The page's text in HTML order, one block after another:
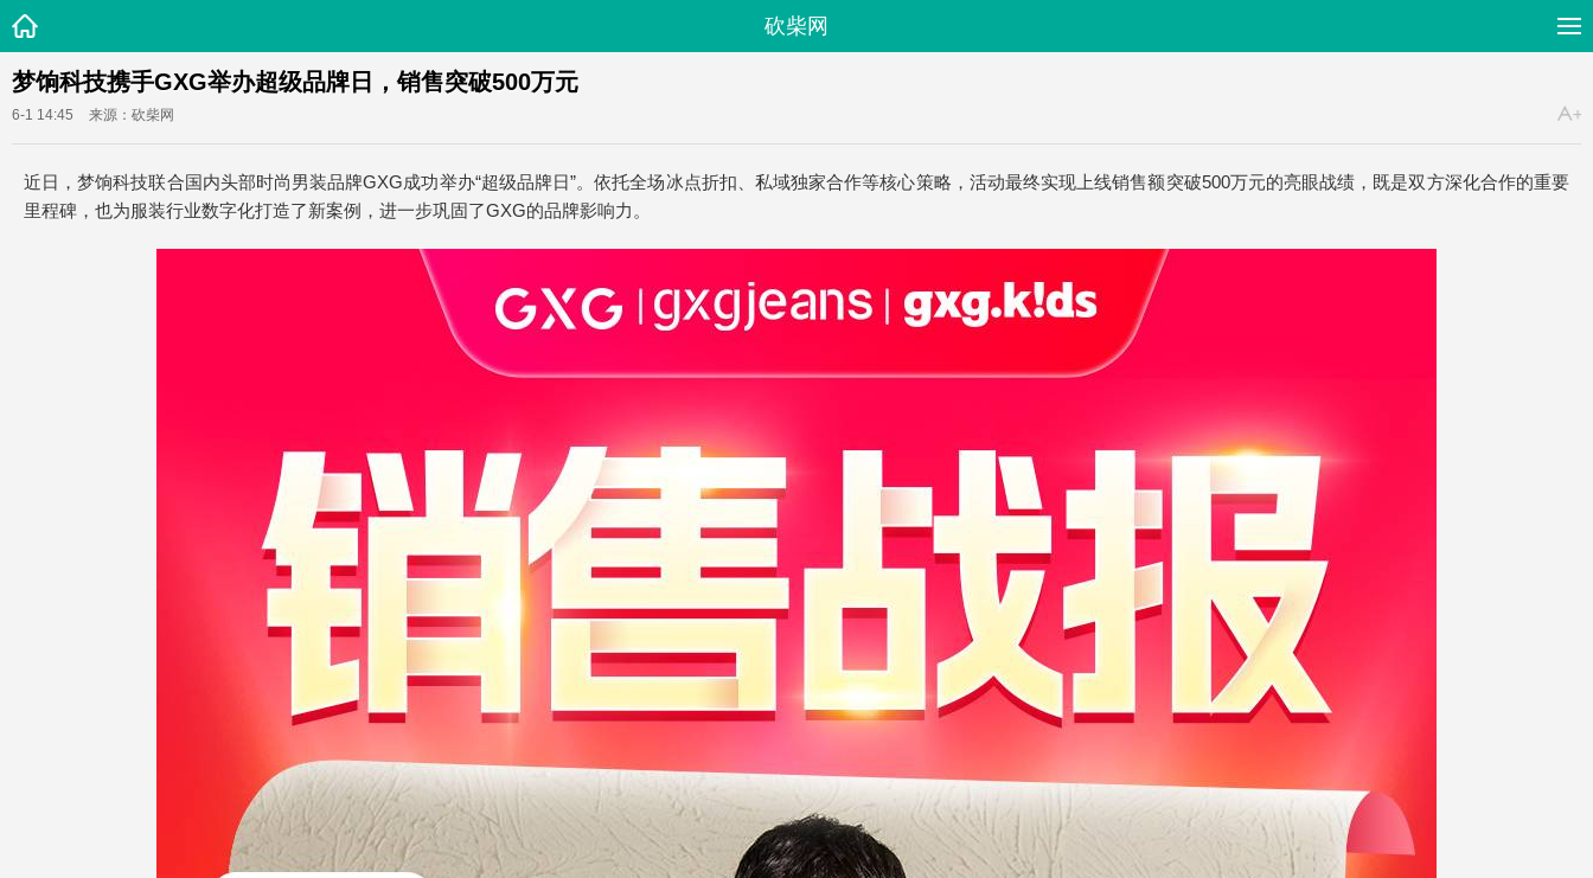
砍柴网
梦饷科技携手GXG举办超级品牌日，销售突破500万元
6-1 14:45 来源：砍柴网
近日，梦饷科技联合国内头部时尚男装品牌GXG成功举办“超级品牌日”。依托全场冰点折扣、私域独家合作等核心策略，活动最终实现上线销售额突破500万元的亮眼战绩，既是双方深化合作的重要
里程碑，也为服装行业数字化打造了新案例，进一步巩固了GXG的品牌影响力。